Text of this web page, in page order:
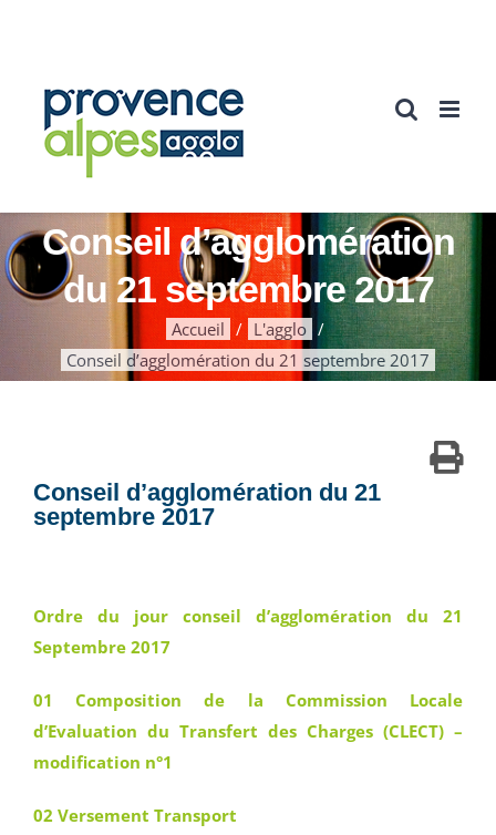
Conseil d’agglomération
du 21 septembre 2017
Accueil
L'agglo
Conseil d’agglomération du 21 septembre 2017
Conseil d’agglomération du 21
septembre 2017
Ordre du jour conseil d’agglomération du 21
Septembre 2017
01 Composition de la Commission Locale
d’Evaluation du Transfert des Charges (CLECT) –
modification n°1
02 Versement Transport